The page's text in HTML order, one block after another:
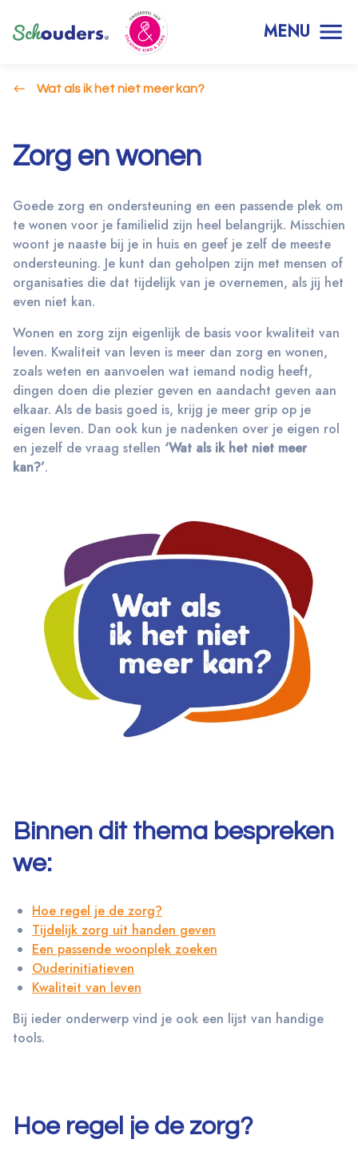
MENU
Wat als ik het niet meer kan?
Zorg en wonen
Goede zorg en ondersteuning en een passende plek om
te wonen voor je familielid zijn heel belangrijk. Misschien
woont je naaste bij je in huis en geef je zelf de meeste
ondersteuning. Je kunt dan geholpen zijn met mensen of
organisaties die dat tijdelijk van je overnemen, als jij het
even niet kan.
Wonen en zorg zijn eigenlijk de basis voor kwaliteit van
leven. Kwaliteit van leven is meer dan zorg en wonen,
zoals weten en aanvoelen wat iemand nodig heeft,
dingen doen die plezier geven en aandacht geven aan
elkaar. Als de basis goed is, krijg je meer grip op je
eigen leven. Dan ook kun je nadenken over je eigen rol
en jezelf de vraag stellen ‘Wat als ik het niet meer
kan?’.
Binnen dit thema bespreken
we:
Hoe regel je de zorg?
Tijdelijk zorg uit handen geven
Een passende woonplek zoeken
Ouderinitiatieven
Kwaliteit van leven
Bij ieder onderwerp vind je ook een lijst van handige
tools.
Hoe regel je de zorg?